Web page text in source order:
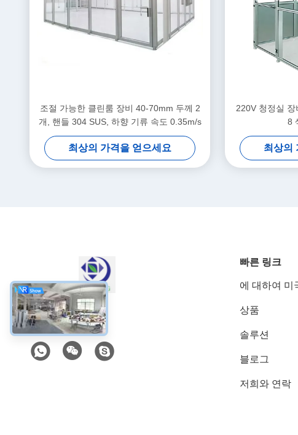
조절 가능한 클린룸 장비 40-70mm 두께 2
개, 핸들 304 SUS, 하향 기류 속도 0.35m/s
최상의 가격을 얻으세요
220V 청정실
8
최상의
소셜 미디어
빠른 링크
에 대하여 미
상품
솔루션
블로그
저희와 연락